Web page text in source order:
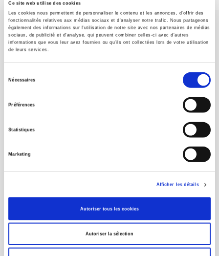
Ce site web utilise des cookies
Les cookies nous permettent de personnaliser le contenu et les annonces, d'offrir des
fonctionnalités relatives aux médias sociaux et d'analyser notre trafic. Nous partageons
également des informations sur l'utilisation de notre site avec nos partenaires de médias
sociaux, de publicité et d'analyse, qui peuvent combiner celles-ci avec d'autres
informations que vous leur avez fournies ou qu'ils ont collectées lors de votre utilisation
de leurs services.
Nécessaires
Préférences
Statistiques
Marketing
Afficher les détails
Autoriser tous les cookies
Autoriser la sélection
SCIENCES PO UNIVERSITY PRESS has a threefold role: to publish
original research, to edit reference works for student use, and to
FOR BOOKSHOPS
Future Releases
La France et l'Union européenne